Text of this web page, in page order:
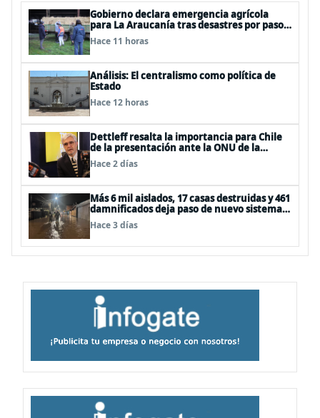
Gobierno declara emergencia agrícola
para La Araucanía tras desastres por pasos
de sistemas frontales
Hace 11 horas
Análisis: El centralismo como política de
Estado
Hace 12 horas
Dettleff resalta la importancia para Chile
de la presentación ante la ONU de la
Plataforma Continental Extendida del
Archipiélago Juan Fernández
Hace 2 días
Más 6 mil aislados, 17 casas destruidas y 461
damnificados deja paso de nuevo sistema
frontal
Hace 3 días